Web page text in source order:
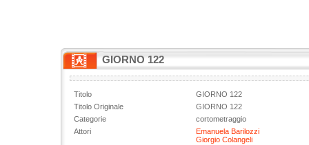
GIORNO 122
Titolo
GIORNO 122
Titolo Originale
GIORNO 122
Categorie
cortometraggio
Attori
Emanuela Barilozzi
Giorgio Colangeli